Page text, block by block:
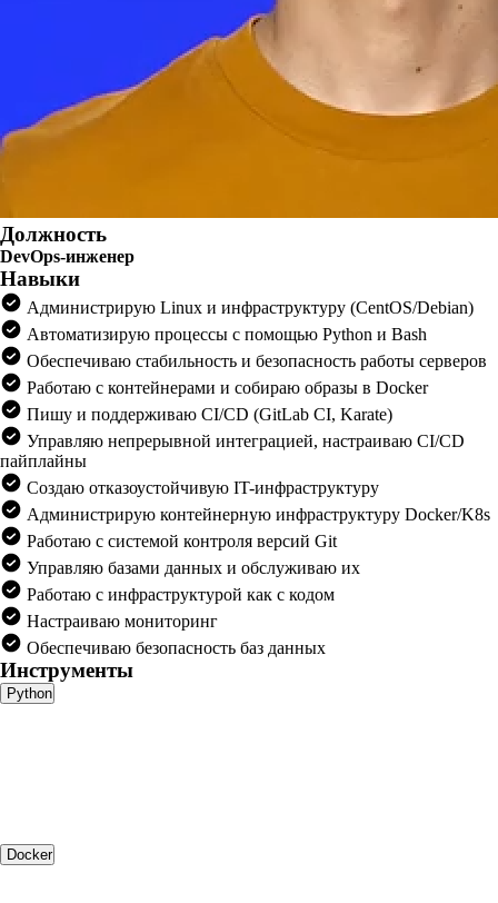
Должность
DevOps-инженер
Навыки
Администрирую Linux и инфраструктуру (CentOS/Debian)
Автоматизирую процессы с помощью Python и Bash
Обеспечиваю стабильность и безопасность работы серверов
Работаю с контейнерами и собираю образы в Docker
Пишу и поддерживаю CI/CD (GitLab CI, Karate)
Управляю непрерывной интеграцией, настраиваю CI/CD
пайплайны
Создаю отказоустойчивую IT-инфраструктуру
Администрирую контейнерную инфраструктуру Docker/K8s
Работаю с системой контроля версий Git
Управляю базами данных и обслуживаю их
Работаю с инфраструктурой как с кодом
Настраиваю мониторинг
Обеспечиваю безопасность баз данных
Инструменты
Python
Docker